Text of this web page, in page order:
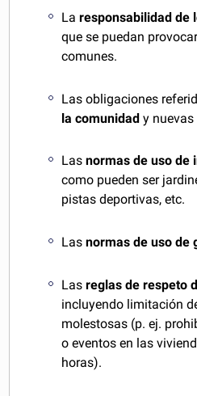
Laresponsabilidad de
que se puedan
comunes.
Las obligaciones
la comunidad y nuevas
Lasnormas de uso de
como pueden ser
pistas deportivas, etc.
Lasnormas de uso de
Lasreglas de respeto
incluyendo limitación
molestosas (p. ej.
o eventos en las
horas).